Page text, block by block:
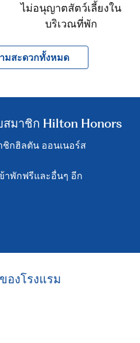
ไม่อนุญาตสัตว์เลี้ยงใน
บริเวณที่พัก
มสะดวกทั้งหมด
มาชิก Hilton Honors
กฮิลตัน ออนเนอร์ส
าพักฟรีและอื่นๆ อีก
องโรงแรม